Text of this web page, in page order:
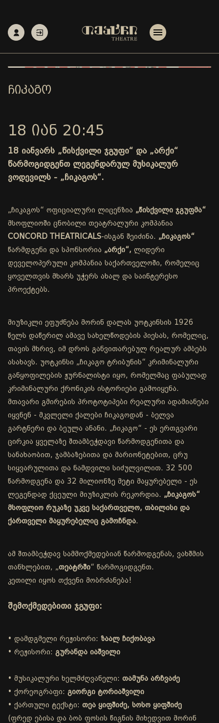
ᲩᲘᲙᲐᲒᲝ
18 ᲘᲐᲜ 20:45
18 იანვარს „წისქვილი ჯგუფი“ და „არქი“
წარმოგიდგენთ ლეგენდარულ მუსიკალურ
ვოდევილს - „ჩიკაგოს“.
„ჩიკაგოს“ ოფიციალური ლიცენზია „წისქვილი ჯგუფმა“
მსოფლიოში ცნობილი თეატრალური კომპანია
CONCORD THEATRICALS-ისგან შეიძინა. „ჩიკაგოს“
წარმდგენი და სპონსორია „არქი“, ლიდერი
დეველოპერული კომპანია საქართველოში, რომელიც
ყოველთვის მხარს უჭერს ახალ და საინტერესო
პროექტებს.
მიუზიკლი ეფუძნება მორინ დალას უოტკინსის 1926
წელს დაწერილ ამავე სახელწოდების პიესას, რომელიც,
თავის მხრივ, იმ დროს განვითარებულ რეალურ ამბებს
ასახავს. უოტკინსი „ჩიკაგო ტრიბუნის“ კრიმინალური
განყოფილების ჟურნალისტი იყო, რომელმაც ფაბულად
კრიმინალური ქრონიკის ისტორიები გამოიყენა.
მთავარი გმირების პროტოტიპები რეალური ადამიანები
იყვნენ - მკვლელი ქალები ჩიკაგოდან - ბელვა
გარტნერი და ბეულა ანანი. „ჩიკაგო“ - ეს ერთგვარი
ცირკია ყველაზე შთამბეჭდავი წარმოდგენითა და
სანახაობით, ჯამბაზებითა და მარიონეტებით, ცრუ
სიყვარულითა და ნამდვილი სიძულვილით. 32 500
წარმოდგენა და 32 მილიონზე მეტი მაყურებელი - ეს
ლეგენდად ქცეული მიუზიკლის რეკორდია. „ჩიკაგოს“
მსოფლიო რუკაზე უკვე საქართველო, თბილისი და
ქართველი მაყურებელიც გამოჩნდა.
ამ შთამბეჭდავ სამმოქმედებიან წარმოდგენას, ვახშმის
თანხლებით, „თეატრში“ წარმოგიდგენთ.
კეთილი იყოს თქვენი მობრძანება!
შემოქმედებითი ჯგუფი:
• დამდგმელი რეჟისორი: ზაალ ჩიქობავა
• რეჟისორი: გურანდა იაშვილი
• მუსიკალური ხელმძღვანელი: თამუნა არჩვაძე
• ქორეოგრაფი: გიორგი ტორიაშვილი
• ქართული ტექსტი: თეა ყიფშიძე, სოსო ყიფშიძე
(ფრედ ებისა და ბობ ფოსის წიგნის მიხედვით მორინ